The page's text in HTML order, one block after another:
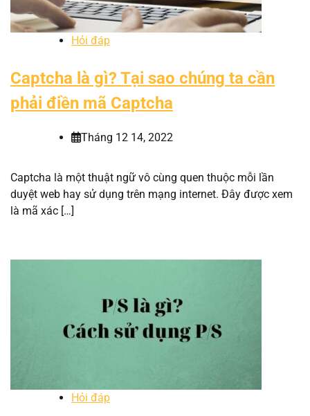
Hỏi đáp
Captcha là gì? Tại sao chúng ta cần
phải điền mã Captcha
Tháng 12 14, 2022
Captcha là một thuật ngữ vô cùng quen thuộc mỗi lần
duyệt web hay sử dụng trên mạng internet. Đây được xem
là mã xác […]
Hỏi đáp